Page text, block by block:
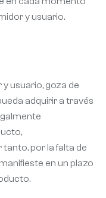
y usuario.
usuario, goza de
adquirir a través
por la falta de
en un plazo